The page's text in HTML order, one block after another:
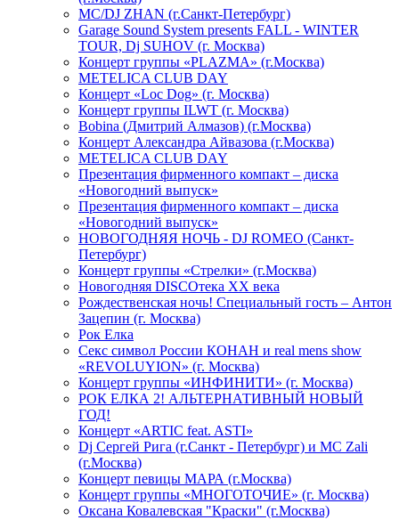
МС/DJ ZHAN (г.Санкт-Петербург)
Garage Sound System presents FALL - WINTER
TOUR, Dj SUHOV (г. Москва)
Концерт группы «PLAZMA» (г.Москва)
METELICA CLUB DAY
Концерт «Loc Dog» (г. Москва)
Концерт группы ILWT (г. Москва)
Bobina (Дмитрий Алмазов) (г.Москва)
Концерт Александра Айвазова (г.Москва)
METELICA CLUB DAY
Презентация фирменного компакт – диска
«Новогодний выпуск»
Презентация фирменного компакт – диска
«Новогодний выпуск»
НОВОГОДНЯЯ НОЧЬ - DJ ROMEO (Санкт-
Петербург)
Концерт группы «Стрелки» (г.Москва)
Новогодняя DISCOтека ХХ века
Рождественская ночь! Специальный гость – Антон
Зацепин (г. Москва)
Рок Елка
Секс символ России КОНАН и real mens show
«REVOLUYION» (г. Москва)
Концерт группы «ИНФИНИТИ» (г. Москва)
РОК ЕЛКА 2! АЛЬТЕРНАТИВНЫЙ НОВЫЙ
ГОД!
Концерт «ARTIC feat. ASTI»
Dj Сергей Рига (г.Санкт - Петербург) и MC Zali
(г.Москва)
Концерт певицы МАРА (г.Москва)
Концерт группы «МНОГОТОЧИЕ» (г. Москва)
Оксана Ковалевская "Краски" (г.Москва)